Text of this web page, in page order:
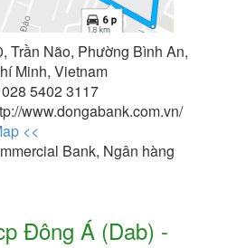
Trần Não, Phường Bình An,
Minh, Vietnam
5402 3117
www.dongabank.com.vn/
<<
Bank, Ngân hàng
Đông Á (Dab) -